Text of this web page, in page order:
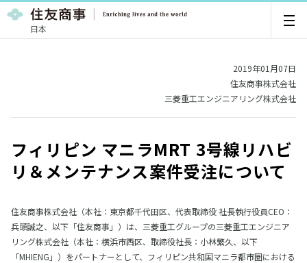
日本
2019年01月07日
住友商事株式会社
三菱重工エンジニアリング株式会社
フィリピン マニラMRT 3号線リハビ
リ＆メンテナンス案件受注について
住友商事株式会社（本社：東京都千代田区、代表取締役 社長執行役員CEO：
兵頭誠之、以下「住友商事」）は、三菱重工グループの三菱重工エンジニア
リング株式会社（本社：横浜市西区、取締役社長：小林繁久、以下
「MHIENG」）をパートナーとして、フィリピン共和国マニラ都市圏における